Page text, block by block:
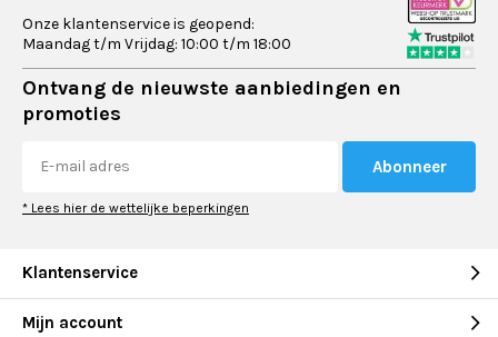
Onze klantenservice is geopend:
Maandag t/m Vrijdag: 10:00 t/m 18:00
Ontvang de nieuwste aanbiedingen en
promoties
Abonneer
* Lees hier de wettelijke beperkingen
Klantenservice
Mijn account